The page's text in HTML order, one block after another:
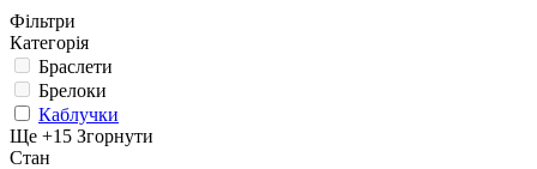
Фільтри
Категорія
Браслети
Брелоки
Каблучки
Ще +15 Згорнути
Стан